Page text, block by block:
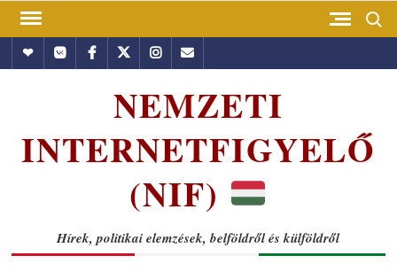
Skip
contentHundubVkontakte
Facebook
TwitterInstagram
Email
NEMZETI
INTERNETFIGYELŐ
(NIF)
Hírek, politikai elemzések, belföldről és külföldről